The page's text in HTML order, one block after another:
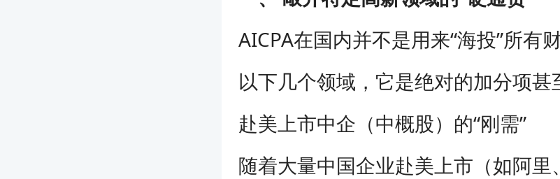
AICPA在国内并不是用来“海投”所有
以下几个领域，它是绝对的加分项甚
赴美上市中企（中概股）的“刚需”
随着大量中国企业赴美上市（如阿里